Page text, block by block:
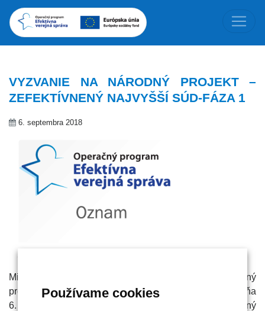
VYZVANIE NA NÁRODNÝ PROJEKT –
ZEFEKTÍVNENÝ NAJVYŠŠÍ SÚD-FÁZA 1
6. septembra 2018
Ministerstvo vnútra SR ako riadiaci orgán pre operačný
program Efektívna verejná správa vyhlásilo dňa
6. septembra 2018 vyzvanie na národný
Používame cookies